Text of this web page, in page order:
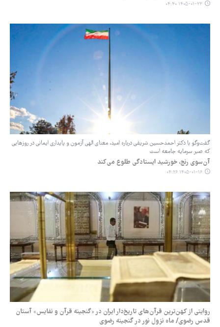
۱۴۰۵-۰۱-۲۳ ۰۴:۴۰
گفت‌وگو با دکتر احمدحسین شریفی درباره امید، معنای الهی آزمون و پایداری ایمانی در روزهایی
که صبر سرمایه جامعه است
آن‌سوی رنج، خورشید ایستادگی طلوع می‌کند
۱۴۰۵-۰۱-۱۶ ۰۴:۲۶
روایتی از کهن‌ترین قرآن‌های تاریخ‌دار ایران در «گنجینه قرآن و نفایس» آستان
قدس رضوی/ ماه نزول نور در گنجینه رضوی